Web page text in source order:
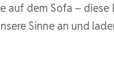
auf dem Sofa –
Sinne an und